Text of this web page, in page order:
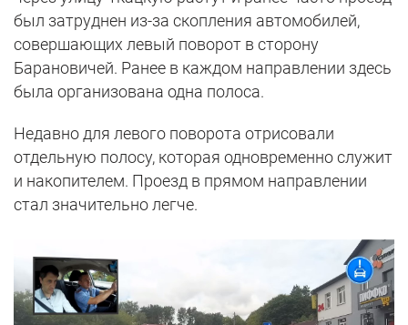
был затруднен из-за скопления автомобилей,
совершающих левый поворот в сторону
Барановичей. Ранее в каждом направлении здесь
была организована одна полоса.
Недавно для левого поворота отрисовали
отдельную полосу, которая одновременно служит
и накопителем. Проезд в прямом направлении
стал значительно легче.